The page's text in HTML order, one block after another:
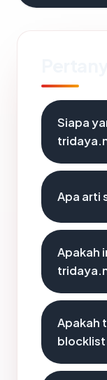
Siapa
Apa arti
Apakah
Apakah
blocklist